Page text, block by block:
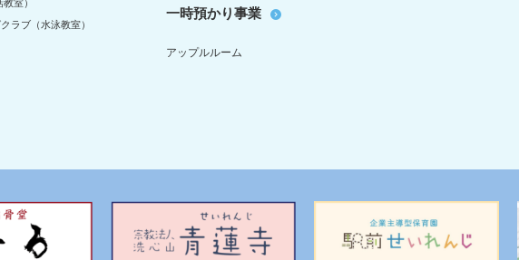
室）
ラブ（水泳教室）
一時預かり事業
アップルルーム